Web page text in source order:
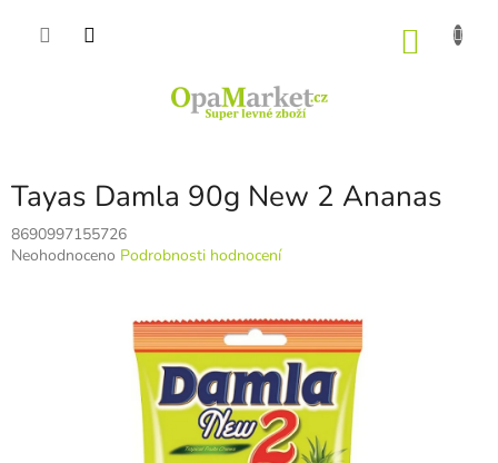
Tayas Damla 90g New 2 Ananas
8690997155726
Průměrné
Neohodnoceno Podrobnosti hodnocení